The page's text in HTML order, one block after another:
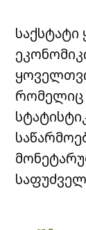
რომელიც